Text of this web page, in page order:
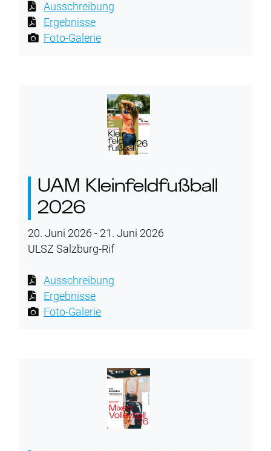
Ausschreibung
Ergebnisse
Foto-Galerie
UAM Kleinfeldfußball
2026
20. Juni 2026 - 21. Juni 2026
ULSZ Salzburg-Rif
Ausschreibung
Ergebnisse
Foto-Galerie